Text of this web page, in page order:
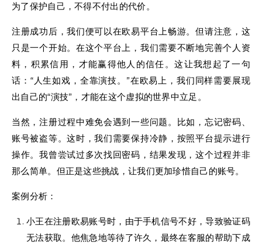
为了保护自己，不得不付出的代价。
注册成功后，我们便可以在欧易平台上畅游。但请注意，这
只是一个开始。在这个平台上，我们需要不断地完善个人资
料，积累信用，才能赢得他人的信任。这让我想起了一句
话：“人生如戏，全靠演技。”在欧易上，我们同样需要展现
出自己的“演技”，才能在这个虚拟的世界中立足。
当然，注册过程中难免会遇到一些问题。比如，忘记密码、
账号被盗等。这时，我们需要保持冷静，按照平台提示进行
操作。我曾尝试过多次找回密码，结果发现，这个过程并非
那么简单。但正是这些挑战，让我们更加珍惜自己的账号。
案例分析：
小王在注册欧易账号时，由于手机信号不好，导致验证码
无法获取。他焦急地等待了许久，最终在客服的帮助下成